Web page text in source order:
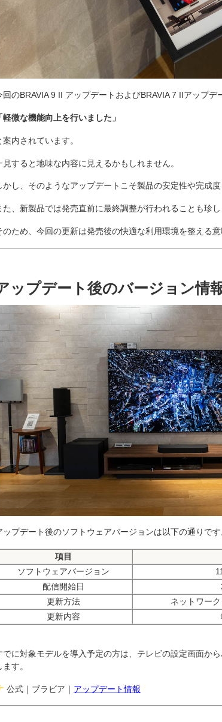
回のBRAVIA 9 II アップデートおよびBRAVIA 7 IIアップデ
軽微な機能向上を行いました」
案内されています。
見すると地味な内容に見えるかもしれません。
かし、そのようなアップデートこそ製品の安定性や完成
た、新製品では発売直前に最終調整が行われることも珍
のため、今回の更新は発売後の快適な利用環境を整える
ップデート後のバージョン情
ップデート後のソフトウェアバージョンは以下の通りで
項目
ソフトウェアバージョン
配信開始日
更新方法
ネットワー
更新内容
でに対象モデルを導入予定の方は、テレビの設定画面か
ます。
公式｜ブラビア｜ アップデート情報